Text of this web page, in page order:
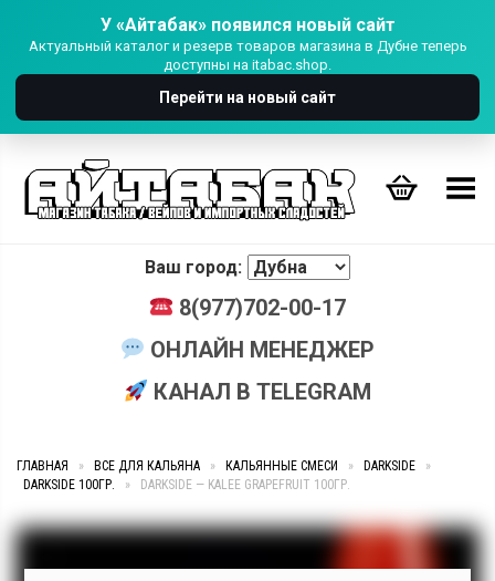
У «Айтабак» появился новый сайт
Актуальный каталог и резерв товаров магазина в Дубне теперь
доступны на itabac.shop.
Перейти на новый сайт
Переключить Меню
Ваш город:
8(977)702-00-17
ОНЛАЙН МЕНЕДЖЕР
КАНАЛ В TELEGRAM
ГЛАВНАЯ » ВСЕ ДЛЯ КАЛЬЯНА » КАЛЬЯННЫЕ СМЕСИ » DARKSIDE
»
DARKSIDE 100ГР.
» DARKSIDE — KALEE GRAPEFRUIT 100ГР.